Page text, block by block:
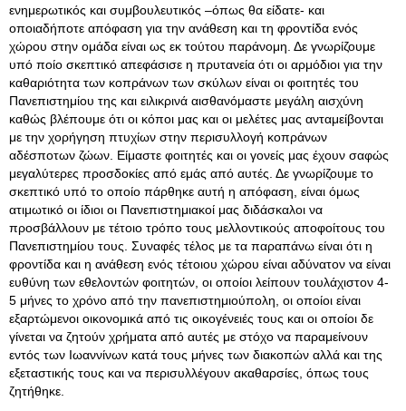
ενημερωτικός και συμβουλευτικός –όπως θα είδατε- και
οποιαδήποτε απόφαση για την ανάθεση και τη φροντίδα ενός
χώρου στην ομάδα είναι ως εκ τούτου παράνομη. Δε γνωρίζουμε
υπό ποίο σκεπτικό απεφάσισε η πρυτανεία ότι οι αρμόδιοι για την
καθαριότητα των κοπράνων των σκύλων είναι οι φοιτητές του
Πανεπιστημίου της και ειλικρινά αισθανόμαστε μεγάλη αισχύνη
καθώς βλέπουμε ότι οι κόποι μας και οι μελέτες μας ανταμείβονται
με την χορήγηση πτυχίων στην περισυλλογή κοπράνων
αδέσποτων ζώων. Είμαστε φοιτητές και οι γονείς μας έχουν σαφώς
μεγαλύτερες προσδοκίες από εμάς από αυτές. Δε γνωρίζουμε το
σκεπτικό υπό το οποίο πάρθηκε αυτή η απόφαση, είναι όμως
ατιμωτικό οι ίδιοι οι Πανεπιστημιακοί μας διδάσκαλοι να
προσβάλλουν με τέτοιο τρόπο τους μελλοντικούς αποφοίτους του
Πανεπιστημίου τους. Συναφές τέλος με τα παραπάνω είναι ότι η
φροντίδα και η ανάθεση ενός τέτοιου χώρου είναι αδύνατον να είναι
ευθύνη των εθελοντών φοιτητών, οι οποίοι λείπουν τουλάχιστον 4-
5 μήνες το χρόνο από την πανεπιστημιούπολη, οι οποίοι είναι
εξαρτώμενοι οικονομικά από τις οικογένειές τους και οι οποίοι δε
γίνεται να ζητούν χρήματα από αυτές με στόχο να παραμείνουν
εντός των Ιωαννίνων κατά τους μήνες των διακοπών αλλά και της
εξεταστικής τους και να περισυλλέγουν ακαθαρσίες, όπως τους
ζητήθηκε.